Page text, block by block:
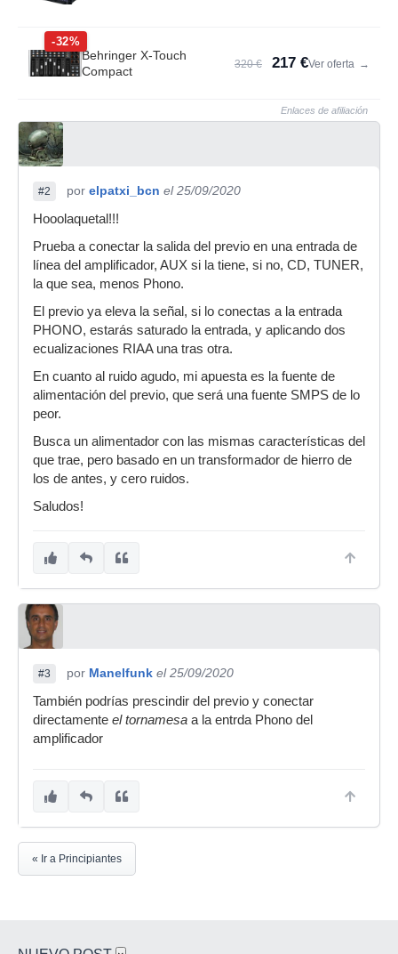
-32%
Behringer X-Touch
Compact
320 € 217 €Ver oferta →
Enlaces de afiliación
#2 por elpatxi_bcn el 25/09/2020
Hooolaquetal!!!
Prueba a conectar la salida del previo en una entrada de
línea del amplificador, AUX si la tiene, si no, CD, TUNER,
la que sea, menos Phono.
El previo ya eleva la señal, si lo conectas a la entrada
PHONO, estarás saturado la entrada, y aplicando dos
ecualizaciones RIAA una tras otra.
En cuanto al ruido agudo, mi apuesta es la fuente de
alimentación del previo, que será una fuente SMPS de lo
peor.
Busca un alimentador con las mismas características del
que trae, pero basado en un transformador de hierro de
los de antes, y cero ruidos.
Saludos!
#3 por Manelfunk el 25/09/2020
También podrías prescindir del previo y conectar
directamente el tornamesa a la entrda Phono del
amplificador
« Ir a Principiantes